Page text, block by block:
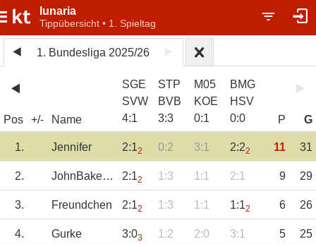
lunaria
Tippübersicht • 1. Spieltag
1. Bundesliga 2025/26
Pos +/- Name
SGE
SVW
4:1
STP
BVB
3:3
M05
KOE
0:1
BMG
HSV
0:0 P G
1. Jennifer 2:12 0:2 3:1 2:22 11 31
2. JohnBakerSander 2:12 1:3 1:1 2:1 9 29
3. Freundchen 2:12 1:3 1:1 1:12 6 26
4. Gurke 3:03 1:2 2:0 3:1 5 25